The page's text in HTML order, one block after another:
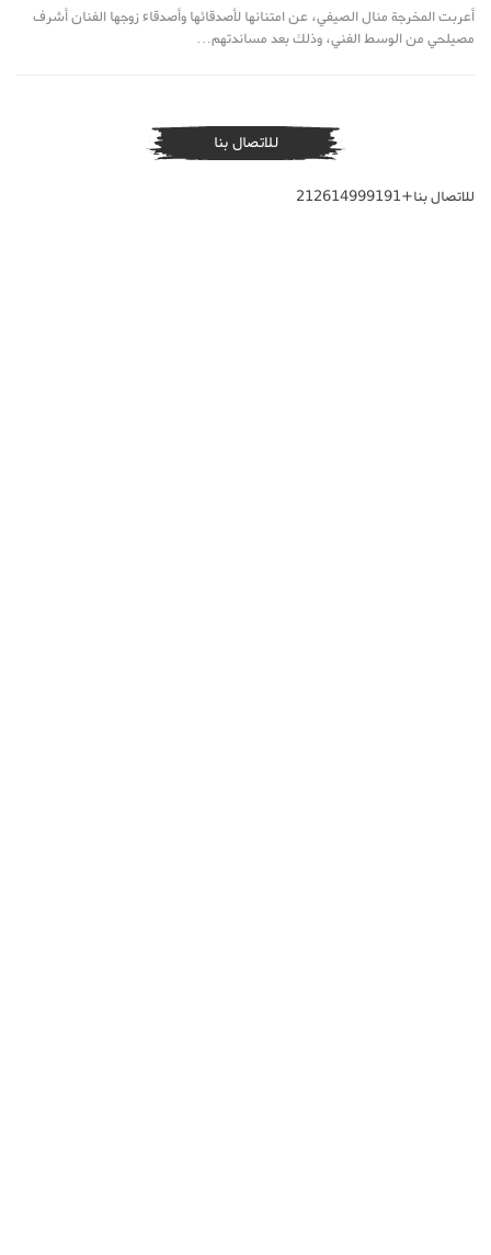
أعربت المخرجة منال الصيفي، عن امتنانها لأصدقائها وأصدقاء زوجها الفنان أشرف
مصيلحي من الوسط الفني، وذلك بعد مساندتهم…
للاتصال بنا
للاتصال بنا+212614999191